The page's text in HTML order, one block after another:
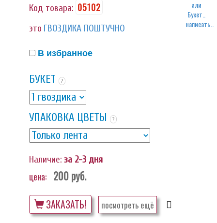
написать..
Код товара: 05102
это ГВОЗДИКА ПОШТУЧНО
В избранное
БУКЕТ ?
УПАКОВКА ЦВЕТЫ ?
Наличие: за 2-3 дня
цена: 200руб.
ЗАКАЗАТЬ! посмотреть ещё